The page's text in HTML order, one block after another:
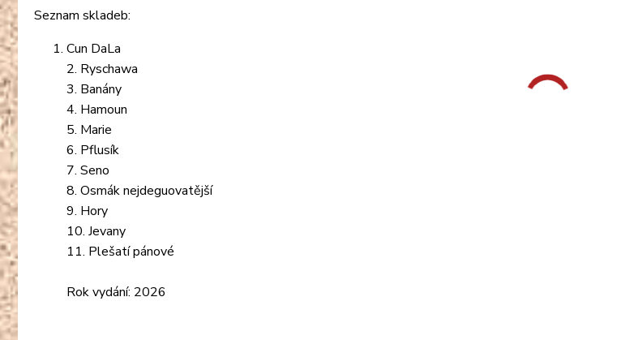
Seznam skladeb:
Cun DaLa
2. Ryschawa
3. Banány
4. Hamoun
5. Marie
6. Pflusík
7. Seno
8. Osmák nejdeguovatější
9. Hory
10. Jevany
11. Plešatí pánové
Rok vydání: 2026